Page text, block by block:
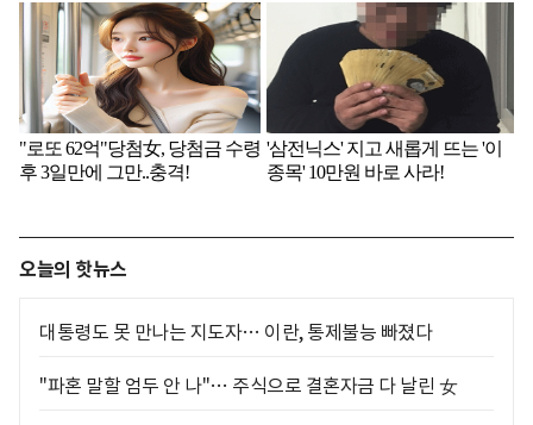
오늘의 핫뉴스
대통령도 못 만나는 지도자… 이란, 통제불능 빠졌다
"파혼 말할 엄두 안 나"… 주식으로 결혼자금 다 날린 女